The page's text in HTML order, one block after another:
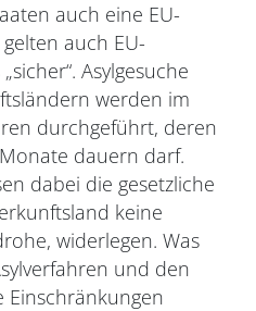
auch eine EU-
auch EU-
Asylgesuche
werden im
durchgeführt, deren
dauern darf.
dabei die gesetzliche
keine
widerlegen. Was
und den
Einschränkungen